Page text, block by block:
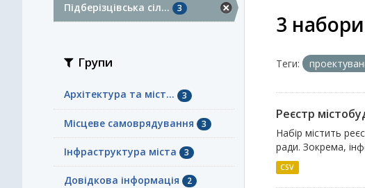
Підберізцівська сіл... 3
Групи
Архітектура та міст... 3
Місцеве самоврядування 3
Інфраструктура міста 3
Довідкова інформація 2
3
Теги:
Реєстр
Набір містить
ради. Зокрема,
CSV